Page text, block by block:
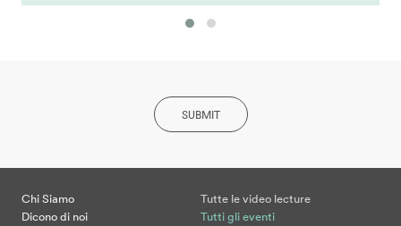
SUBMIT
Chi Siamo
Dicono di noi
Tutte le video lecture
Tutti gli eventi